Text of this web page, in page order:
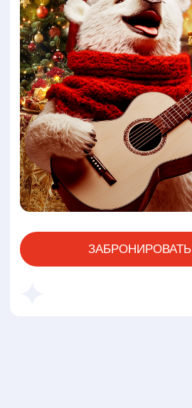
ЗАБРОНИРОВАТЬ УЖИН
ЗАБОТА О ВАШЕМ НОВОМ
ГОДЕ
Купить мандарины, шампанское, не забыть
про горячее и, конечно, нарезать все для